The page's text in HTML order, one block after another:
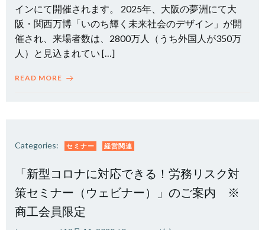
インにて開催されます。 2025年、大阪の夢洲にて大
阪・関西万博「いのち輝く未来社会のデザイン」が開
催され、来場者数は、2800万人（うち外国人が350万
人）と見込まれてい […]
READ MORE
Categories: セミナー 経営関連
「新型コロナに対応できる！労務リスク対
策セミナー（ウェビナー）」のご案内 ※
商工会員限定